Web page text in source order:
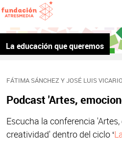
La educación que queremos
FÁTIMA SÁNCHEZ Y JOSÉ LUIS VICARIO
Podcast 'Artes,
Escucha la conferencia
creatividad' dentro del ciclo ‘